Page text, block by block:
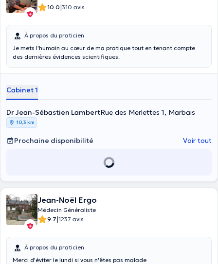
10.0|310 avis
À propos du praticien
Je mets l'humain au cœur de ma pratique tout en tenant compte
des dernières évidences scientifiques.
Cabinet 1
Dr Jean-Sébastien LambertRue des Merlettes 1, Marbais
10,3 km
Prochaine disponibilité Voir tout
Jean-Noël Ergo
Médecin Généraliste
9.7|1237 avis
À propos du praticien
Merci d'éviter le lundi si vous n'êtes pas malade